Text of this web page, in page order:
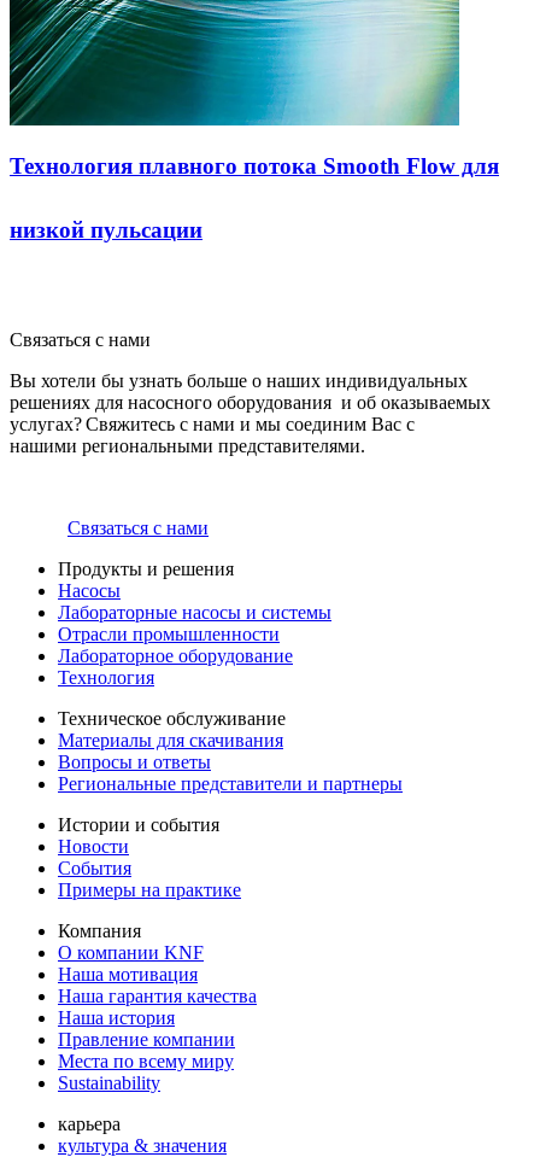
Технология плавного потока Smooth Flow для
низкой пульсации
Связаться с нами
Вы хотели бы узнать больше о наших индивидуальных
решениях для насосного оборудования и об оказываемых
услугах? Свяжитесь с нами и мы соединим Вас с
нашими региональными представителями.
Связаться с нами
Продукты и решения
Насосы
Лабораторные насосы и системы
Отрасли промышленности
Лабораторное оборудование
Технология
Техническое обслуживание
Материалы для скачивания
Вопросы и ответы
Региональные представители и партнеры
Истории и события
Новости
События
Примеры на практике
Компания
О компании KNF
Наша мотивация
Наша гарантия качества
Наша история
Правление компании
Места по всему миру
Sustainability
карьера
культура & значения